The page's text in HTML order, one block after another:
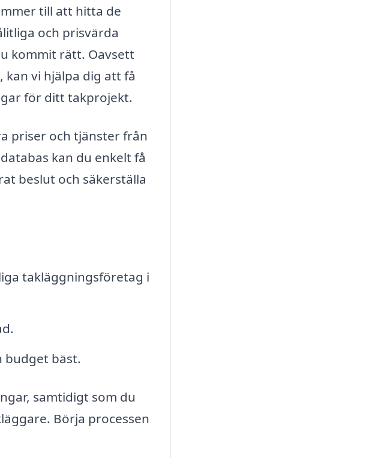
till att hitta de
och prisvärda
kommit rätt. Oavsett
vi hjälpa dig att få
för ditt takprojekt.
priser och tjänster från
kan du enkelt få
beslut och säkerställa
takläggningsföretag i
budget bäst.
samtidigt som du
Börja processen